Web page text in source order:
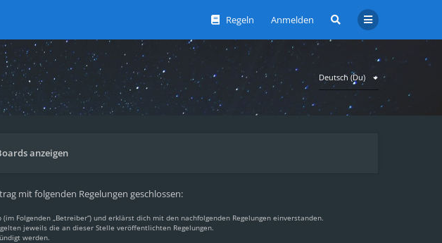
Regeln Anmelden
Deutsch (Du)
anzeigen
mit folgenden Regelungen geschlossen:
Folgenden „Betreiber“) und erklärst dich mit den nachfolgenden Regelungen einverstanden.
jeweils die an dieser Stelle veröffentlichten Regelungen.
werden.